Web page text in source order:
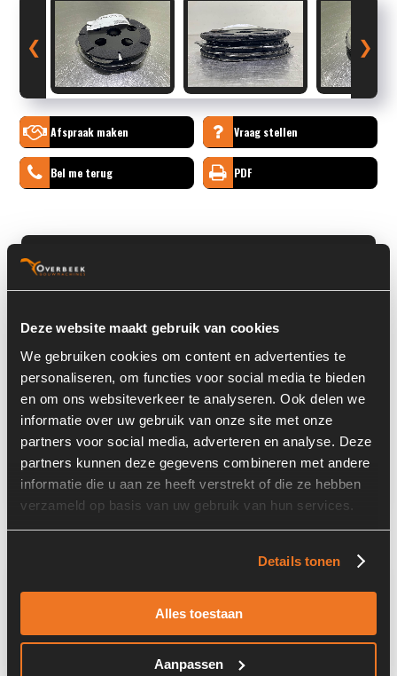
Deze website maakt gebruik van cookies
We gebruiken cookies om content en advertenties te
personaliseren, om functies voor social media te bieden
en om ons websiteverkeer te analyseren. Ook delen we
informatie over uw gebruik van onze site met onze
partners voor social media, adverteren en analyse. Deze
partners kunnen deze gegevens combineren met andere
informatie die u aan ze heeft verstrekt of die ze hebben
verzameld op basis van uw gebruik van hun services.
Details tonen
Alles toestaan
Aanpassen
❮ ❯
Afspraak maken Vraag stellen
Bel me terug PDF
Machine:
Weycor
Machine Type:
AR105E
Onderdeel Merk:
Dana Spicer
Onderdeel Type:
357/112/463
Onderdeel nummer:
1120761004 / 1120700601